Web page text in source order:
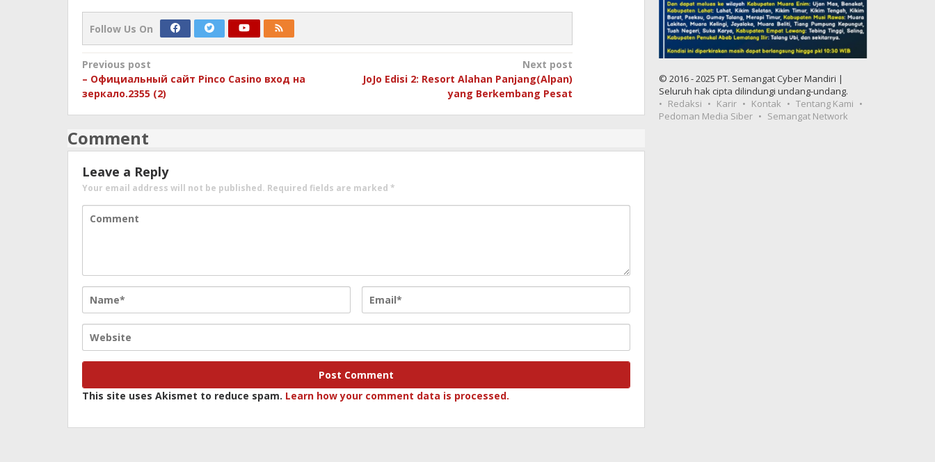
Follow Us On
Post
navigation
Previous post
– Официальный сайт Pinco Casino вход на
зеркало.2355 (2)
Next post
JoJo Edisi 2: Resort Alahan Panjang(Alpan)
yang Berkembang Pesat
Comment
Leave a Reply
Your email address will not be published. Required fields are marked *
This site uses Akismet to reduce spam. Learn how your comment data is processed.
© 2016 - 2025 PT. Semangat Cyber Mandiri |
Seluruh hak cipta dilindungi undang-undang.
Redaksi
Karir Kontak
Tentang Kami
Pedoman Media Siber
Semangat Network